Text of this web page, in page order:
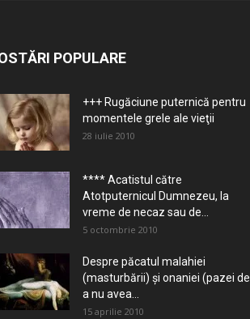
POPULARE
+++ Rugăciune puternică pentru
momentele grele ale vieţii
28 iulie 2010
**** Acatistul către
Atotputernicul Dumnezeu, la
vreme de necaz sau de...
5 octombrie 2010
Despre păcatul malahiei
(masturbării) şi onaniei (pazei de
a nu avea...
15 aprilie 2010